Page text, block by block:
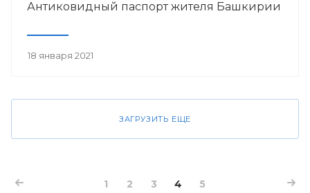
Антиковидный паспорт жителя Башкирии
18 января 2021
ЗАГРУЗИТЬ ЕЩЕ
1 2 3 4 5